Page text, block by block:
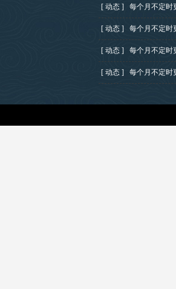
[ 动态 ] 每个月不定时
[ 动态 ] 每个月不定时
[ 动态 ] 每个月不定时
[ 动态 ] 每个月不定时